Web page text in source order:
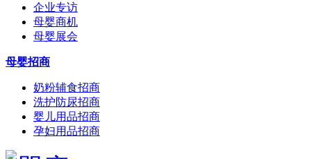
企业专访
母婴商机
母婴展会
母婴招商
奶粉辅食招商
洗护防尿招商
婴儿用品招商
孕妇用品招商